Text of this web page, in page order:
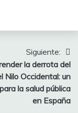
Siguiente:
la derrota del
Nilo Occidental: un
la salud pública
en España